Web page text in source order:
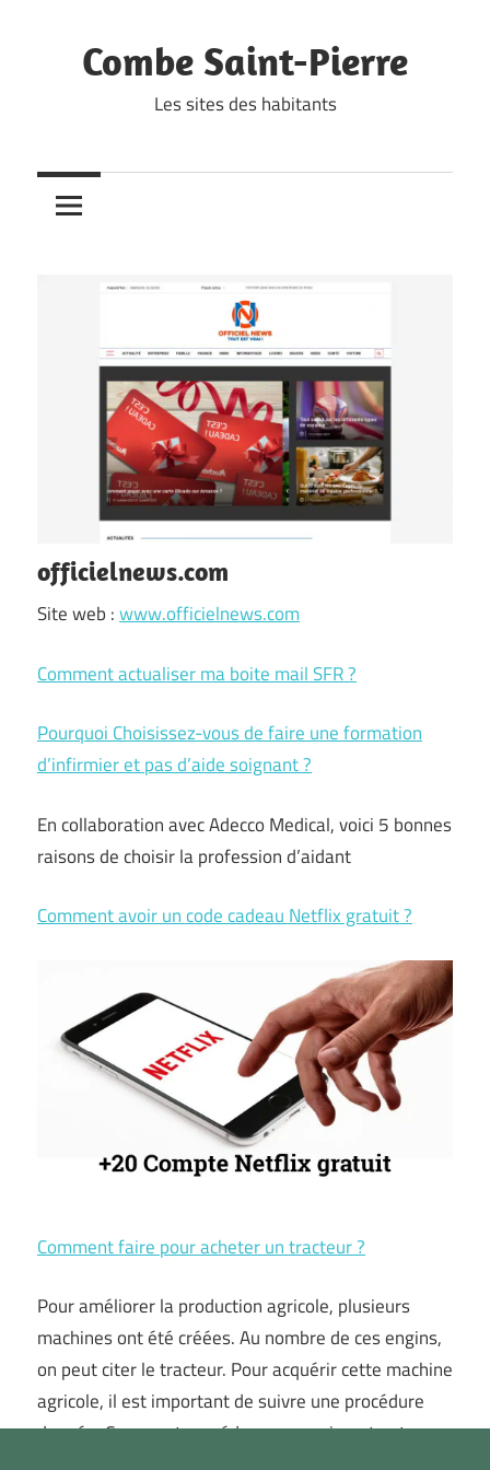
contentCombe Saint-Pierre
Les sites des habitants
officielnews.com
Site web :www.officielnews.com
Comment actualiser ma boite mail SFR ?
Pourquoi Choisissez-vous de faire une formation
d’infirmier et pas d’aide soignant ?
En collaboration avec Adecco Medical, voici 5 bonnes
raisons de choisir la profession d’aidant
Comment avoir un code cadeau Netflix gratuit ?
Comment faire pour acheter un tracteur ?
Pour améliorer la production agricole, plusieurs
machines ont été créées. Au nombre de ces engins,
on peut citer le tracteur. Pour acquérir cette machine
agricole, il est important de suivre une procédure
donnée. Comment procéder pour avoir un tracteur